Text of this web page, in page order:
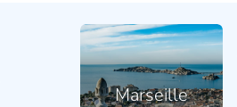
Marseille